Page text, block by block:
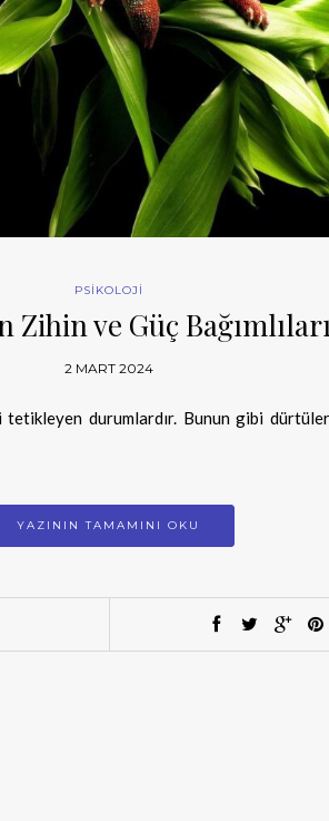
PSİKOLOJİ
Zihin ve Güç Bağımlıları
2 MART 2024
tetikleyen durumlardır. Bunun gibi
YAZININ TAMAMINI OKU